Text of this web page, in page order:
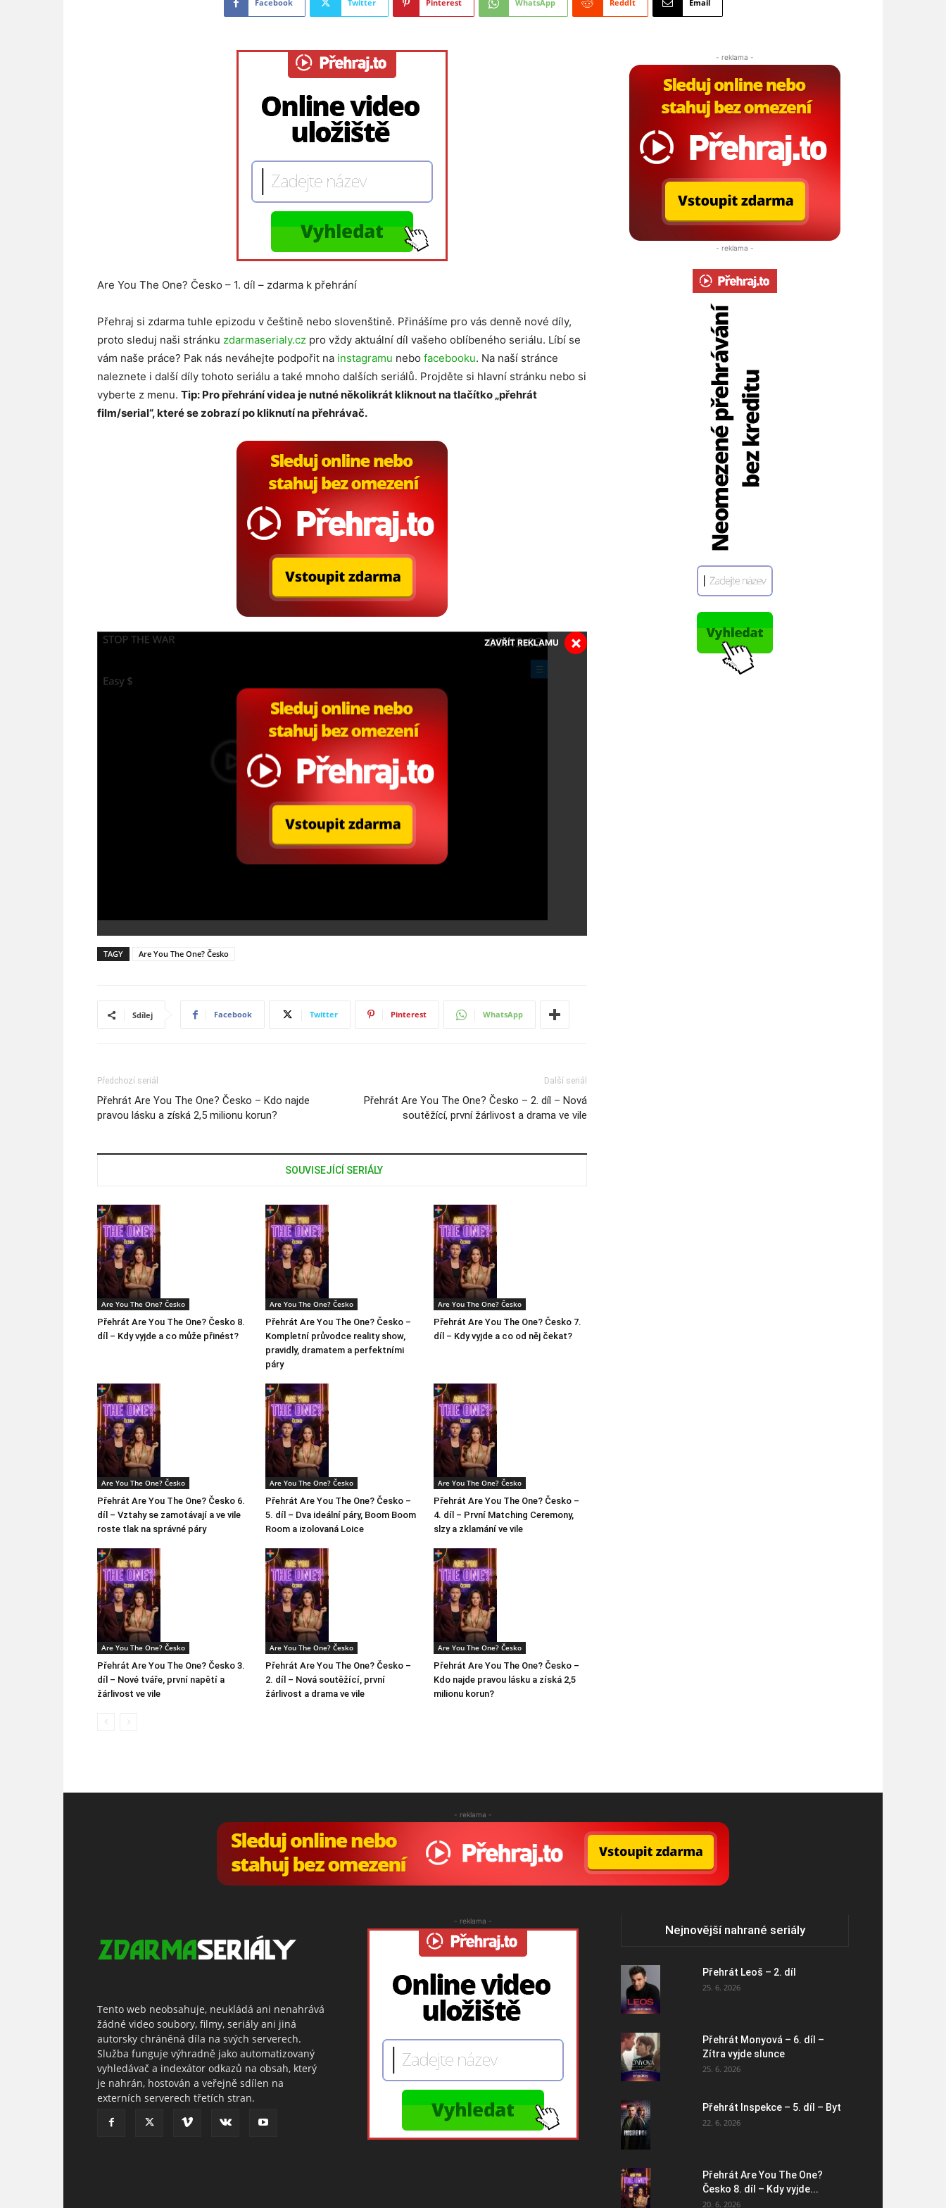
Facebook Twitter Pinterest WhatsApp ReddIt Email
Are You The One? Česko – 1. díl – zdarma k přehrání
Přehraj si zdarma tuhle epizodu v češtině nebo slovenštině. Přinášíme pro vás denně nové díly,
proto sleduj naši stránku zdarmaserialy.cz pro vždy aktuální díl vašeho oblíbeného seriálu. Líbí se
vám naše práce? Pak nás neváhejte podpořit na instagramu nebo facebooku. Na naší stránce
naleznete i další díly tohoto seriálu a také mnoho dalších seriálů. Projděte si hlavní stránku nebo si
vyberte z menu. Tip: Pro přehrání videa je nutné několikrát kliknout na tlačítko „přehrát
film/serial“, které se zobrazí po kliknutí na přehrávač.
ZAVŘÍT REKLAMU ×
TAGY Are You The One? Česko
Sdílej Facebook Twitter Pinterest WhatsApp
Předchozí seriál
Přehrát Are You The One? Česko – Kdo najde
pravou lásku a získá 2,5 milionu korun?
Další seriál
Přehrát Are You The One? Česko – 2. díl – Nová
soutěžící, první žárlivost a drama ve vile
SOUVISEJÍCÍ SERIÁLY
Are You The One? Česko
Přehrát Are You The One? Česko 8.
díl – Kdy vyjde a co může přinést?
Are You The One? Česko
Přehrát Are You The One? Česko –
Kompletní průvodce reality show,
pravidly, dramatem a perfektními
páry
Are You The One? Česko
Přehrát Are You The One? Česko 7.
díl – Kdy vyjde a co od něj čekat?
Are You The One? Česko
Přehrát Are You The One? Česko 6.
díl – Vztahy se zamotávají a ve vile
roste tlak na správné páry
Are You The One? Česko
Přehrát Are You The One? Česko –
5. díl – Dva ideální páry, Boom Boom
Room a izolovaná Loice
Are You The One? Česko
Přehrát Are You The One? Česko –
4. díl – První Matching Ceremony,
slzy a zklamání ve vile
Are You The One? Česko
Přehrát Are You The One? Česko 3.
díl – Nové tváře, první napětí a
žárlivost ve vile
Are You The One? Česko
Přehrát Are You The One? Česko –
2. díl – Nová soutěžící, první
žárlivost a drama ve vile
Are You The One? Česko
Přehrát Are You The One? Česko –
Kdo najde pravou lásku a získá 2,5
milionu korun?
- reklama -
- reklama -
- reklama -
Tento web neobsahuje, neukládá ani nenahrává
žádné video soubory, filmy, seriály ani jiná
autorsky chráněná díla na svých serverech.
Služba funguje výhradně jako automatizovaný
vyhledávač a indexátor odkazů na obsah, který
je nahrán, hostován a veřejně sdílen na
externích serverech třetích stran.
- reklama -
Nejnovější nahrané seriály
Přehrát Leoš – 2. díl
25. 6. 2026
Přehrát Monyová – 6. díl –
Zítra vyjde slunce
25. 6. 2026
Přehrát Inspekce – 5. díl – Byt
22. 6. 2026
Přehrát Are You The One?
Česko 8. díl – Kdy vyjde...
20. 6. 2026